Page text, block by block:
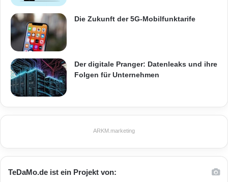
Die Zukunft der 5G-Mobilfunktarife
Der digitale Pranger: Datenleaks und ihre
Folgen für Unternehmen
ARKM.marketing
TeDaMo.de ist ein Projekt von: